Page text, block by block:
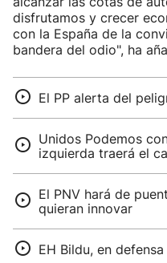
disfrutamos y crecer
con la España de la
bandera del odio", ha
El PP alerta del
Unidos Podemos
izquierda traerá el
El PNV hará de
quieran innovar
EH Bildu, en